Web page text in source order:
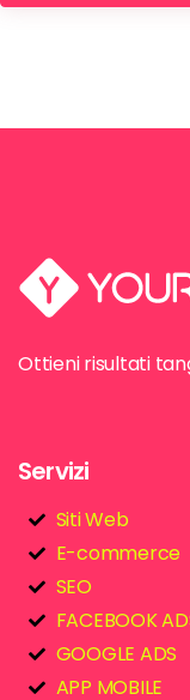
Ottieni risultati
Servizi
Siti Web
E-commerce
SEO
FACEBOOK
GOOGLE ADS
APP MOBILE